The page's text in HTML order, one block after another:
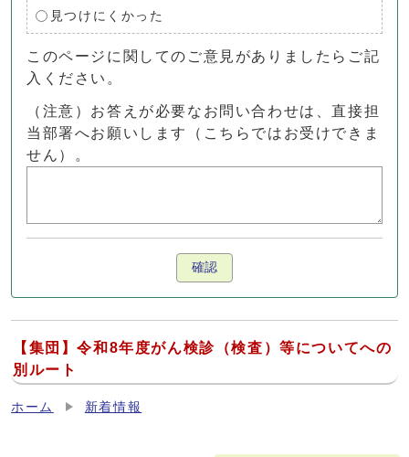
見つけにくかった
このページに関してのご意見がありましたらご記
入ください。
（注意）お答えが必要なお問い合わせは、直接担
当部署へお願いします（こちらではお受けできま
せん）。
確認
【集団】令和8年度がん検診（検査）等についてへの
別ルート
ホーム 新着情報